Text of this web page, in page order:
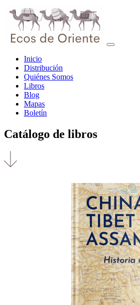
Inicio
Distribución
Quiénes Somos
Libros
Blog
Mapas
Boletín
Catálogo de libros